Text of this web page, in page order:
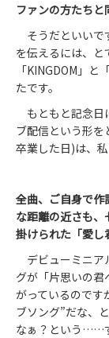
ファンの方たちと
そうだといいで
を伝えるには、と
「KINGDOM」
たです。
もともと記念日
ブ配信という形を
卒業した日)は、
全曲、ご自身で作
な距離の近さも、
掛けられた「愛し
デビューミニア
グが「片思いの
がっているのです
ブソング”だな、
なぁ？という……